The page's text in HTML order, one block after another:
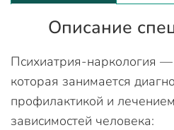
Описание
Психиатрия-наркология —
которая занимается
профилактикой и
зависимостей человека: